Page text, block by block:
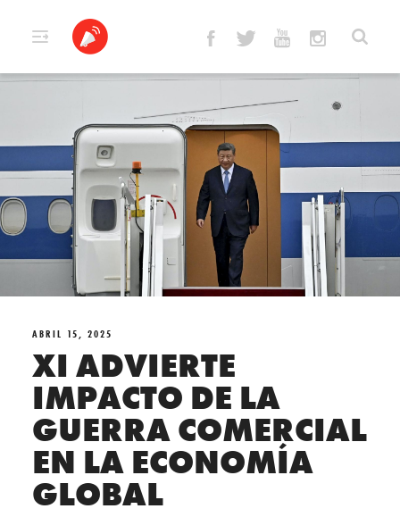
ABRIL 15, 2025
XI ADVIERTE
IMPACTO DE LA
GUERRA COMERCIAL
EN LA ECONOMÍA
GLOBAL